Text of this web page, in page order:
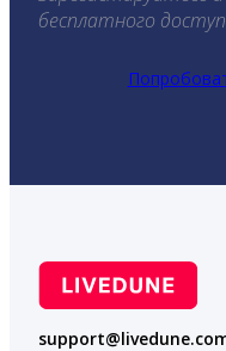
бесплатного